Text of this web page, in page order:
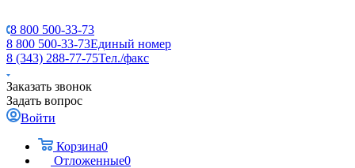
8 800 500-33-73
8 800 500-33-73Единый номер
8 (343) 288-77-75Тел./факс
Заказать звонок
Задать вопрос
Войти
Корзина0
Отложенные0